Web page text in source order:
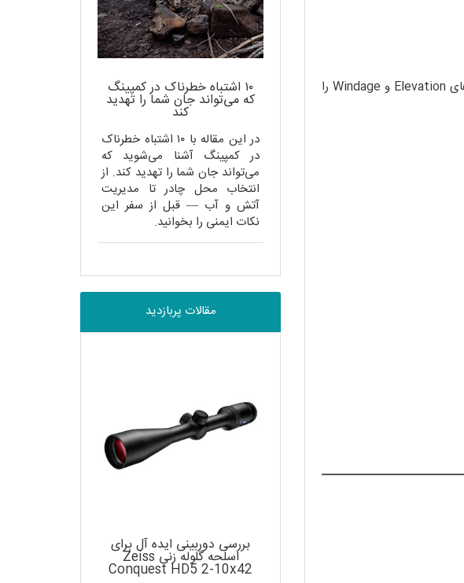
. حالا پیچ‌های Elevation و Windage را
۱۰ اشتباه خطرناک در کمپینگ
که می‌تواند جان شما را تهدید
کند
در این مقاله با ۱۰ اشتباه خطرناک
در کمپینگ آشنا می‌شوید که
می‌تواند جان شما را تهدید کند. از
انتخاب محل چادر تا مدیریت
آتش و آب — قبل از سفر این
نکات ایمنی را بخوانید.
مقالات پربازدید
بررسی دوربینی ایده آل برای
اسلحه گلوله زنی Zeiss
Conquest HD5 2-10x42